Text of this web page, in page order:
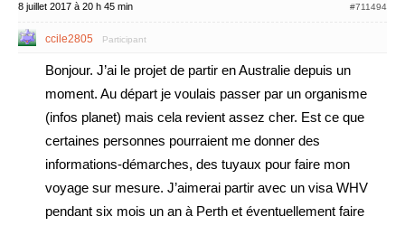
8 juillet 2017 à 20 h 45 min #711494
ccile2805 Participant
Bonjour. J’ai le projet de partir en Australie depuis un
moment. Au départ je voulais passer par un organisme
(infos planet) mais cela revient assez cher. Est ce que
certaines personnes pourraient me donner des
informations-démarches, des tuyaux pour faire mon
voyage sur mesure. J’aimerai partir avec un visa WHV
pendant six mois un an à Perth et éventuellement faire